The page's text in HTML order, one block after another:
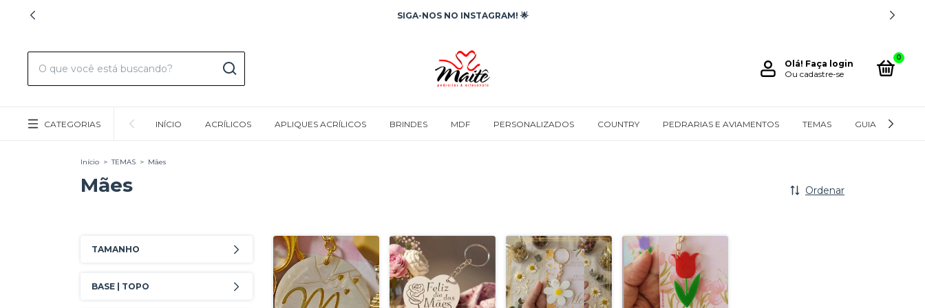
SIGA-NOS NO INSTAGRAM! 🌟
Olá! Faça login
Ou cadastre-se
0
CATEGORIAS INÍCIO ACRÍLICOS APLIQUES ACRÍLICOS BRINDES MDF PERSONALIZADOS COUNTRY PEDRARIAS E AVIAMENTOS TEMAS GUIA DE
Início > TEMAS > Mães
Mães Ordenar
TAMANHO
BASE | TOPO